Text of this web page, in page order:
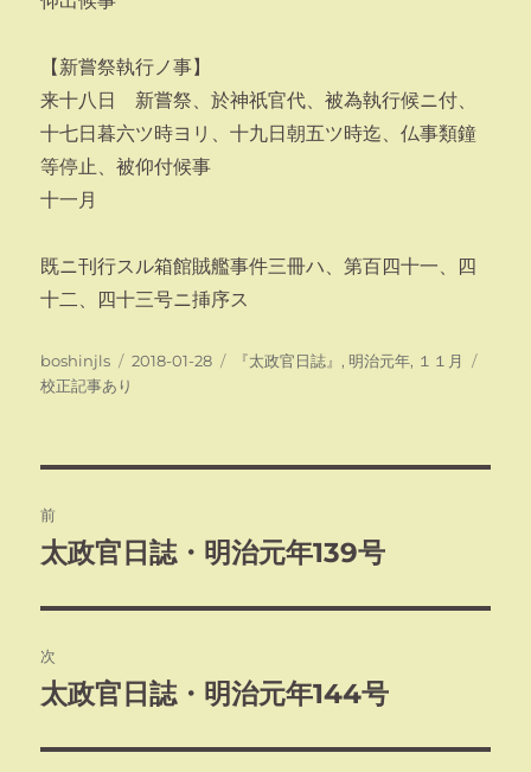
【新嘗祭執行ノ事】
来十八日 新嘗祭、於神祇官代、被為執行候ニ付、
十七日暮六ツ時ヨリ、十九日朝五ツ時迄、仏事類鐘
等停止、被仰付候事
十一月
既ニ刊行スル箱館賊艦事件三冊ハ、第百四十一、四
十二、四十三号ニ挿序ス
投
稿
boshinjls
投
2018-01-28
カ『太政官日誌』 , 明治元年, １１月
校正記事あり
稿
ビ
ゲ
ー
前
前
投
稿:
太政官日誌・明治元年139号
次
次
投
太政官日誌・明治元年144号